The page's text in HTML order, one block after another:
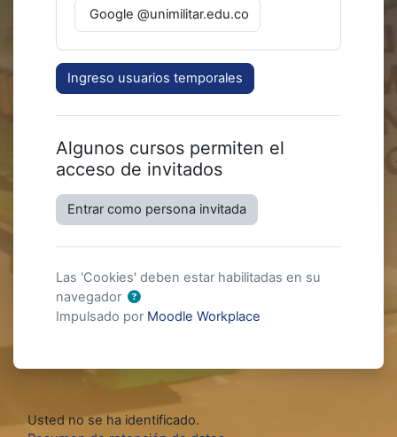
Google @unimilitar.edu.co
Ingreso usuarios temporales
Algunos cursos permiten el
acceso de invitados
Entrar como persona invitada
Las 'Cookies' deben estar habilitadas en su
navegador
Impulsado por Moodle Workplace
Usted no se ha identificado.